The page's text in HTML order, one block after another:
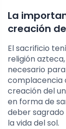
La
creación
El sacrificio
religión
necesario
complacencia
creación del
en forma de
deber
la vida del sol.